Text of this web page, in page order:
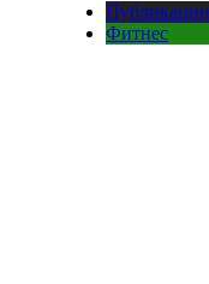
Публикации
Фитнес